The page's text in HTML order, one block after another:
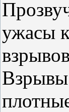
ужасы